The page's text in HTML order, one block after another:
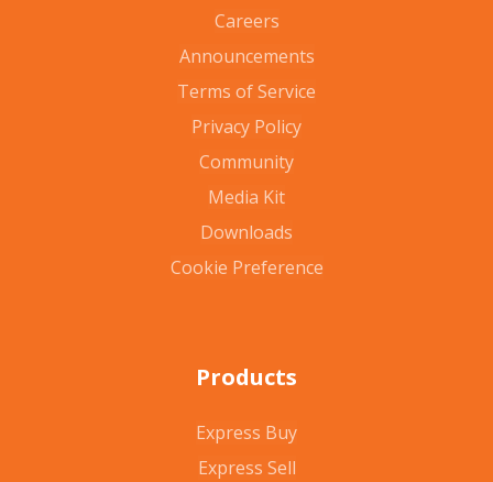
Careers
Announcements
Terms of Service
Privacy Policy
Community
Media Kit
Downloads
Cookie Preference
Products
Express Buy
Express Sell